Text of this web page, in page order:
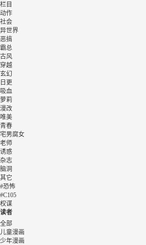
栏目
动作
社会
异世界
恶搞
霸总
古风
穿越
玄幻
日更
吸血
萝莉
漫改
唯美
青春
宅男腐女
老师
诱惑
杂志
脑洞
其它
#恐怖
#C105
权谋
读者
全部
儿童漫画
少年漫画